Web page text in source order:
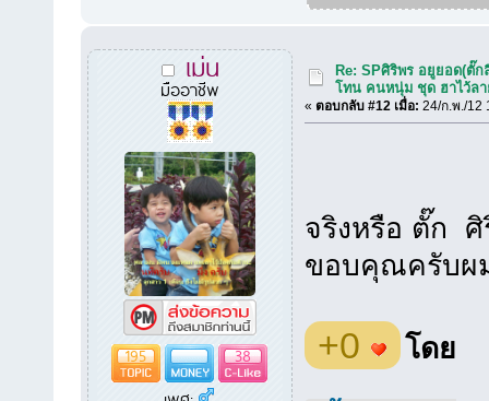
เม่น
มืออาชีพ
195
38
Re: SPศิริพร อยูยอด(ตั๊
โทน คนหนุ่ม ชุด ฮาไว้ล
« ตอบกลับ #12 เมื่อ: 24/ก.พ./12
จริงหรือ ตั๊ก ศิ
ขอบคุณครับผ
+0 โดย